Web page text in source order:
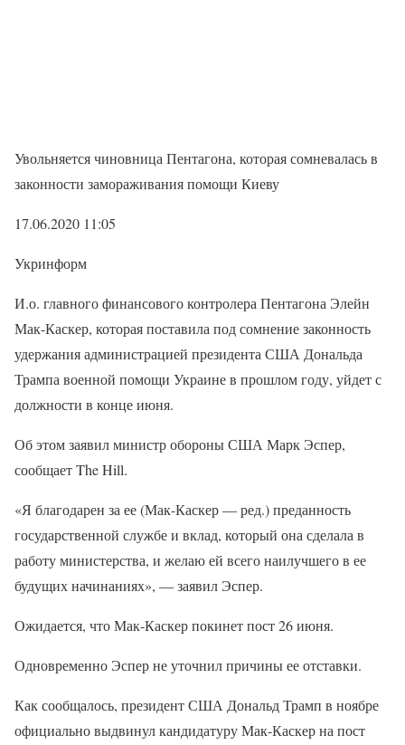
Увольняется чиновница Пентагона, которая сомневалась в
законности замораживания помощи Киеву
17.06.2020 11:05
Укринформ
И.о. главного финансового контролера Пентагона Элейн
Мак-Каскер, которая поставила под сомнение законность
удержания администрацией президента США Дональда
Трампа военной помощи Украине в прошлом году, уйдет с
должности в конце июня.
Об этом заявил министр обороны США Марк Эспер,
сообщает The Hill.
«Я благодарен за ее (Мак-Каскер — ред.) преданность
государственной службе и вклад, который она сделала в
работу министерства, и желаю ей всего наилучшего в ее
будущих начинаниях», — заявил Эспер.
Ожидается, что Мак-Каскер покинет пост 26 июня.
Одновременно Эспер не уточнил причины ее отставки.
Как сообщалось, президент США Дональд Трамп в ноябре
официально выдвинул кандидатуру Мак-Каскер на пост